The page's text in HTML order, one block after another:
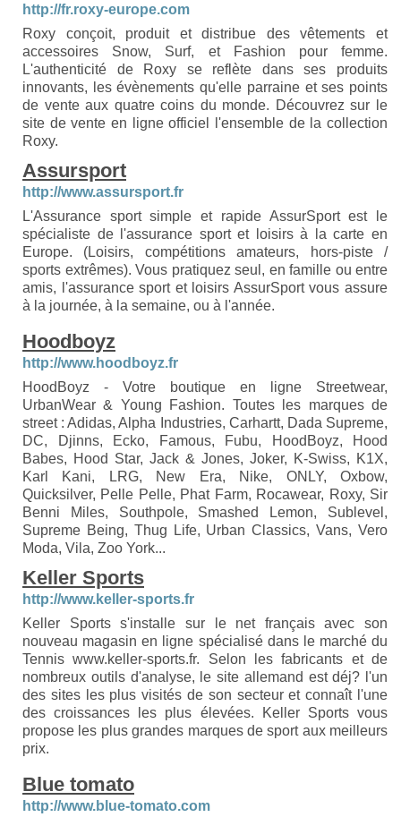
http://fr.roxy-europe.com
Roxy conçoit, produit et distribue des vêtements et
accessoires Snow, Surf, et Fashion pour femme.
L'authenticité de Roxy se reflète dans ses produits
innovants, les évènements qu'elle parraine et ses points
de vente aux quatre coins du monde. Découvrez sur le
site de vente en ligne officiel l'ensemble de la collection
Roxy.
Assursport
http://www.assursport.fr
L'Assurance sport simple et rapide AssurSport est le
spécialiste de l'assurance sport et loisirs à la carte en
Europe. (Loisirs, compétitions amateurs, hors-piste /
sports extrêmes). Vous pratiquez seul, en famille ou entre
amis, l'assurance sport et loisirs AssurSport vous assure
à la journée, à la semaine, ou à l'année.
Hoodboyz
http://www.hoodboyz.fr
HoodBoyz - Votre boutique en ligne Streetwear,
UrbanWear & Young Fashion. Toutes les marques de
street : Adidas, Alpha Industries, Carhartt, Dada Supreme,
DC, Djinns, Ecko, Famous, Fubu, HoodBoyz, Hood
Babes, Hood Star, Jack & Jones, Joker, K-Swiss, K1X,
Karl Kani, LRG, New Era, Nike, ONLY, Oxbow,
Quicksilver, Pelle Pelle, Phat Farm, Rocawear, Roxy, Sir
Benni Miles, Southpole, Smashed Lemon, Sublevel,
Supreme Being, Thug Life, Urban Classics, Vans, Vero
Moda, Vila, Zoo York...
Keller Sports
http://www.keller-sports.fr
Keller Sports s'installe sur le net français avec son
nouveau magasin en ligne spécialisé dans le marché du
Tennis www.keller-sports.fr. Selon les fabricants et de
nombreux outils d'analyse, le site allemand est déj? l'un
des sites les plus visités de son secteur et connaît l'une
des croissances les plus élevées. Keller Sports vous
propose les plus grandes marques de sport aux meilleurs
prix.
Blue tomato
http://www.blue-tomato.com